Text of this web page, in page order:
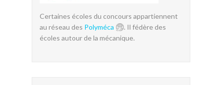
Certaines écoles du concours appartiennent
au réseau des Polyméca
. Il fédère des
écoles autour de la mécanique.